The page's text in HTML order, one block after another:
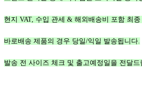
현지 VAT, 수입 관세 & 해외배송비 포함 최
바로배송 제품의 경우 당일/익일 발송됩니다.
발송 전 사이즈 체크 및 출고예정일을 전달드